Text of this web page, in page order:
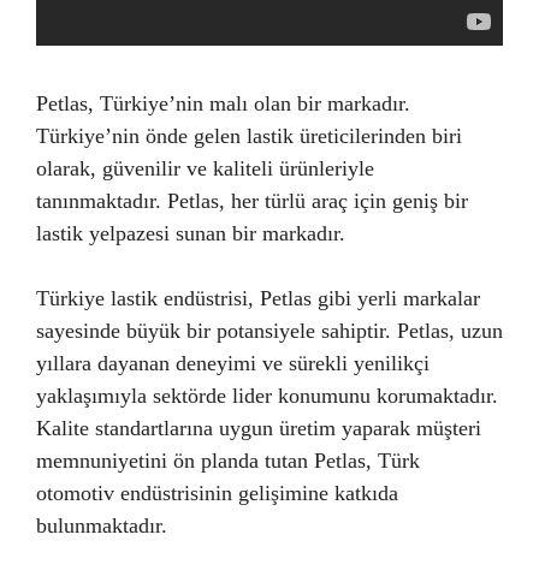
Petlas, Türkiye’nin malı olan bir markadır.
Türkiye’nin önde gelen lastik üreticilerinden biri
olarak, güvenilir ve kaliteli ürünleriyle
tanınmaktadır. Petlas, her türlü araç için geniş bir
lastik yelpazesi sunan bir markadır.
Türkiye lastik endüstrisi, Petlas gibi yerli markalar
sayesinde büyük bir potansiyele sahiptir. Petlas, uzun
yıllara dayanan deneyimi ve sürekli yenilikçi
yaklaşımıyla sektörde lider konumunu korumaktadır.
Kalite standartlarına uygun üretim yaparak müşteri
memnuniyetini ön planda tutan Petlas, Türk
otomotiv endüstrisinin gelişimine katkıda
bulunmaktadır.